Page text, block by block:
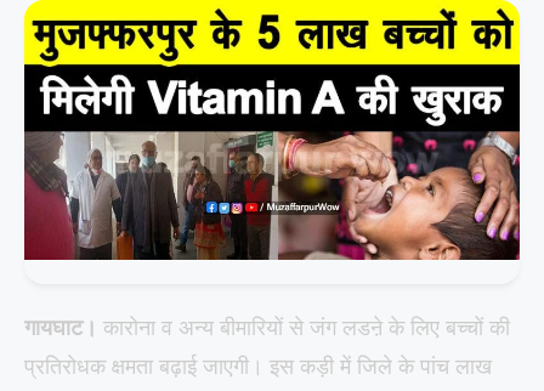
गायघाट। कारोना व अन्य बीमारियों से जंग लडऩे के लिए बच्चों की
प्रतिरोधक क्षमता बढ़ाई जाएगी। इस कड़ी में जिले के पांच लाख